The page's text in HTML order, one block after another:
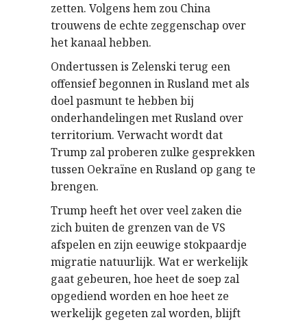
zetten. Volgens hem zou China
trouwens de echte zeggenschap over
het kanaal hebben.
Ondertussen is Zelenski terug een
offensief begonnen in Rusland met als
doel pasmunt te hebben bij
onderhandelingen met Rusland over
territorium. Verwacht wordt dat
Trump zal proberen zulke gesprekken
tussen Oekraïne en Rusland op gang te
brengen.
Trump heeft het over veel zaken die
zich buiten de grenzen van de VS
afspelen en zijn eeuwige stokpaardje
migratie natuurlijk. Wat er werkelijk
gaat gebeuren, hoe heet de soep zal
opgediend worden en hoe heet ze
werkelijk gegeten zal worden, blijft